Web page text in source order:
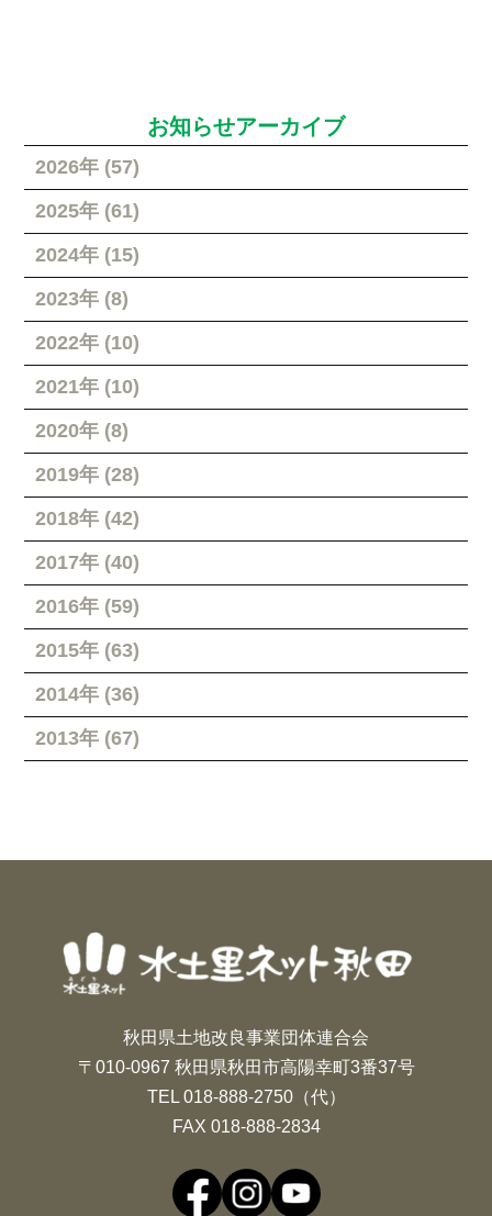
お知らせアーカイブ
2026年 (57)
2025年 (61)
2024年 (15)
2023年 (8)
2022年 (10)
2021年 (10)
2020年 (8)
2019年 (28)
2018年 (42)
2017年 (40)
2016年 (59)
2015年 (63)
2014年 (36)
2013年 (67)
秋田県土地改良事業団体連合会
〒010-0967 秋田県秋田市高陽幸町3番37号
TEL 018-888-2750（代）
FAX 018-888-2834